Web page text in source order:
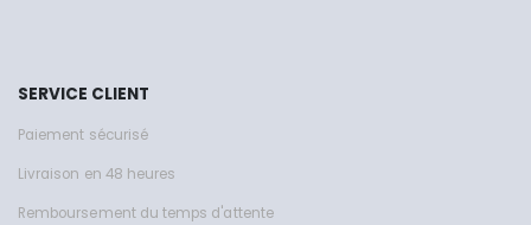
SERVICE CLIENT
Paiement sécurisé
Livraison en 48 heures
Remboursement du temps d'attente